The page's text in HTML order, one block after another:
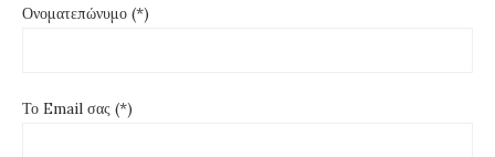
Ονοματεπώνυμο (*)
Το Email σας (*)